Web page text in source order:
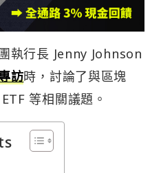
執行長 Jenny Johnson
訪時，討論了與區塊
等相關議題。